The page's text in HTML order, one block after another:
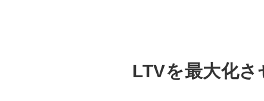
LTVを最大化